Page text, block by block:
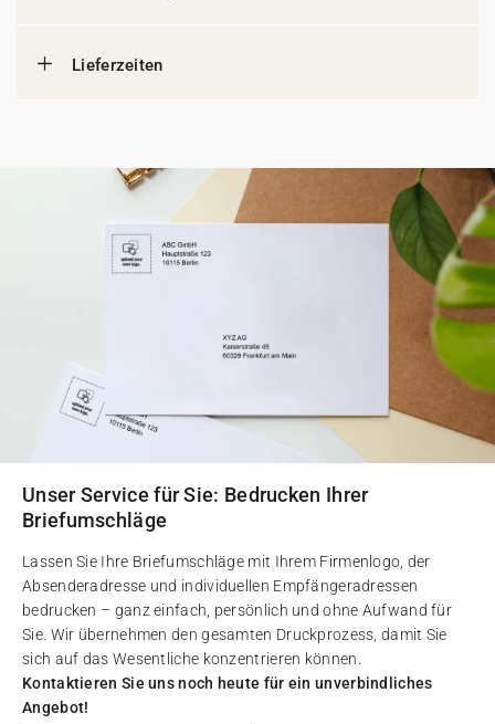
Lieferzeiten
Unser Service für Sie: Bedrucken Ihrer
Briefumschläge
Lassen Sie Ihre Briefumschläge mit Ihrem Firmenlogo, der
Absenderadresse und individuellen Empfängeradressen
bedrucken – ganz einfach, persönlich und ohne Aufwand für
Sie. Wir übernehmen den gesamten Druckprozess, damit Sie
sich auf das Wesentliche konzentrieren können.
Kontaktieren Sie uns noch heute für ein unverbindliches
Angebot!